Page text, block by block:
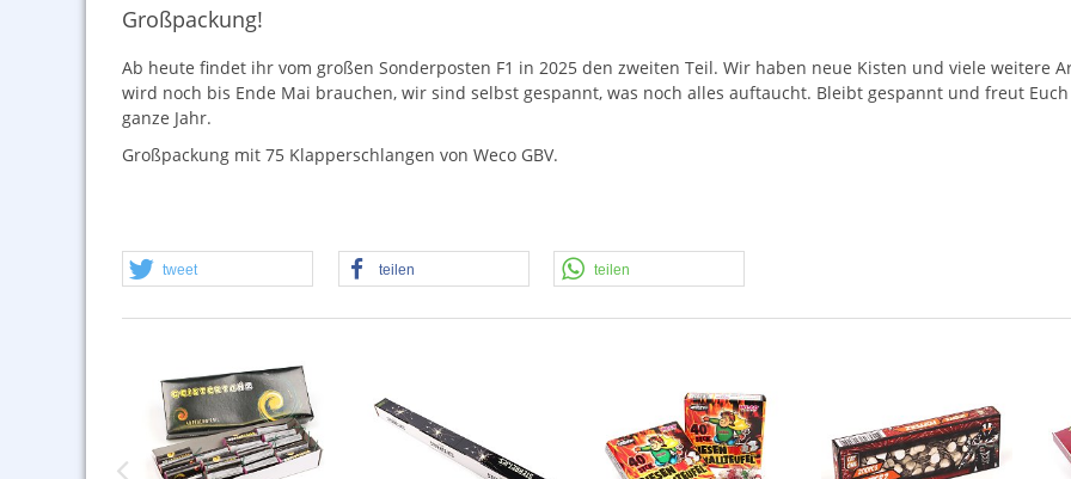
Großpackung!
Ab heute findet ihr vom großen Sonderposten F1 in 2025 den zweiten Teil. Wir haben neue Kisten und viele weitere
wird noch bis Ende Mai brauchen, wir sind selbst gespannt, was noch alles auftaucht. Bleibt gespannt und freut
ganze Jahr.
Großpackung mit 75 Klapperschlangen von Weco GBV.
tweet teilen teilen